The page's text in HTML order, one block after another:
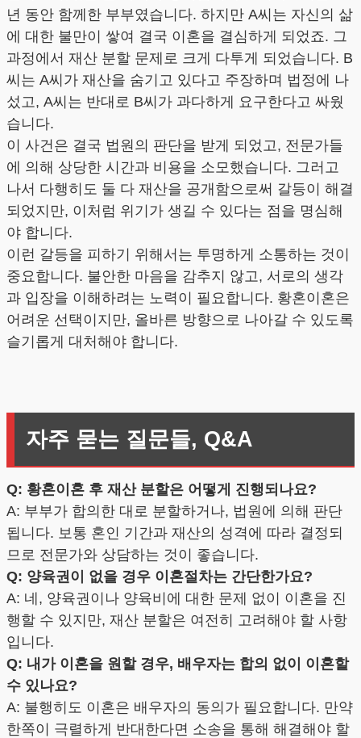
년 동안 함께한 부부였습니다. 하지만 A씨는 자신의 삶
에 대한 불만이 쌓여 결국 이혼을 결심하게 되었죠. 그
과정에서 재산 분할 문제로 크게 다투게 되었습니다. B
씨는 A씨가 재산을 숨기고 있다고 주장하며 법정에 나
섰고, A씨는 반대로 B씨가 과다하게 요구한다고 싸웠
습니다.
이 사건은 결국 법원의 판단을 받게 되었고, 전문가들
에 의해 상당한 시간과 비용을 소모했습니다. 그러고
나서 다행히도 둘 다 재산을 공개함으로써 갈등이 해결
되었지만, 이처럼 위기가 생길 수 있다는 점을 명심해
야 합니다.
이런 갈등을 피하기 위해서는 투명하게 소통하는 것이
중요합니다. 불안한 마음을 감추지 않고, 서로의 생각
과 입장을 이해하려는 노력이 필요합니다. 황혼이혼은
어려운 선택이지만, 올바른 방향으로 나아갈 수 있도록
슬기롭게 대처해야 합니다.
자주 묻는 질문들, Q&A
Q: 황혼이혼 후 재산 분할은 어떻게 진행되나요?
A: 부부가 합의한 대로 분할하거나, 법원에 의해 판단
됩니다. 보통 혼인 기간과 재산의 성격에 따라 결정되
므로 전문가와 상담하는 것이 좋습니다.
Q: 양육권이 없을 경우 이혼절차는 간단한가요?
A: 네, 양육권이나 양육비에 대한 문제 없이 이혼을 진
행할 수 있지만, 재산 분할은 여전히 고려해야 할 사항
입니다.
Q: 내가 이혼을 원할 경우, 배우자는 합의 없이 이혼할
수 있나요?
A: 불행히도 이혼은 배우자의 동의가 필요합니다. 만약
한쪽이 극렬하게 반대한다면 소송을 통해 해결해야 할